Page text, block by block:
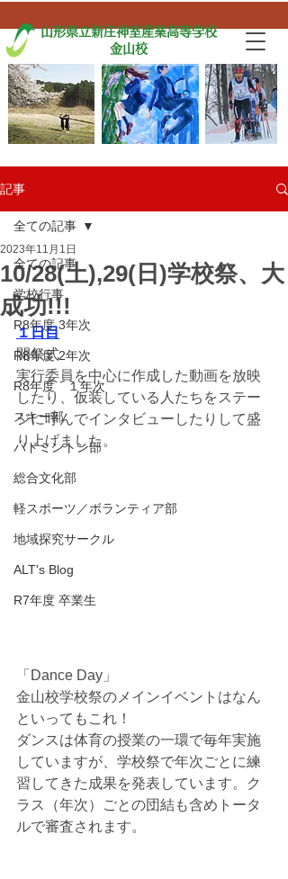
山形県立新庄神室産業高等学校
金山校
記事
全ての記事
学校行事
R8年度 3年次
R8年度 2年次
R8年度 １年次
スキー部
バドミントン部
総合文化部
軽スポーツ／ボランティア部
地域探究サークル
ALT's Blog
R7年度 卒業生
全ての記事
10/28(土),29(日)学校祭、大
成功!!!
2023年11月1日
１日目
開祭式
実行委員を中心に作成した動画を放映
したり、仮装している人たちをステー
ジに呼んでインタビューしたりして盛
り上げました。
「Dance Day」
金山校学校祭のメインイベントはなん
といってもこれ！
ダンスは体育の授業の一環で毎年実施
していますが、学校祭で年次ごとに練
習してきた成果を発表しています。ク
ラス（年次）ごとの団結も含めトータ
ルで審査されます。